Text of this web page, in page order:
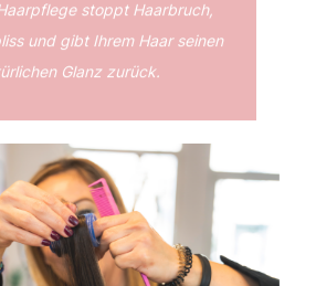
stoppt Haarbruch,
und gibt Ihrem Haar seinen